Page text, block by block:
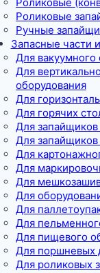
Роликовые
Ручные
Запасные части
Для вакуумного
Для
оборудования
Для
Для горячих
Для запайщиков
Для запайщиков
Для
Для
Для
Для
Для
Для
Для пищевого
Для поршневых
Для роликовых